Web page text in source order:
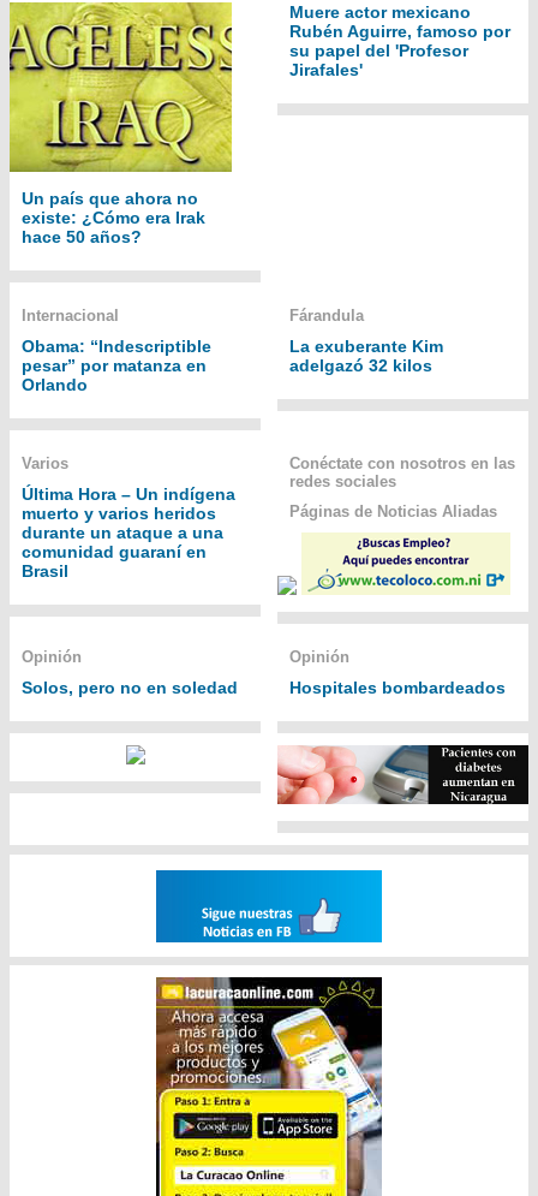
Un país que ahora no
existe: ¿Cómo era Irak
hace 50 años?
Muere actor mexicano
Rubén Aguirre, famoso por
su papel del 'Profesor
Jirafales'
Internacional
Obama: “Indescriptible
pesar” por matanza en
Orlando
Fárandula
La exuberante Kim
adelgazó 32 kilos
Varios
Última Hora – Un indígena
muerto y varios heridos
durante un ataque a una
comunidad guaraní en
Brasil
Conéctate con nosotros en las
redes sociales
Páginas de Noticias Aliadas
Opinión
Solos, pero no en soledad
Opinión
Hospitales bombardeados